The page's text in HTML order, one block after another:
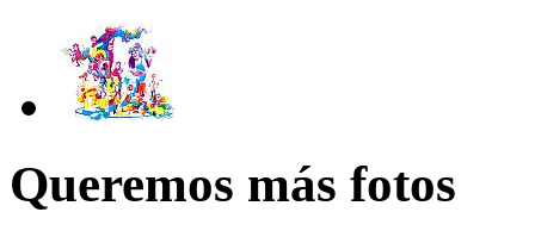
Queremos más fotos